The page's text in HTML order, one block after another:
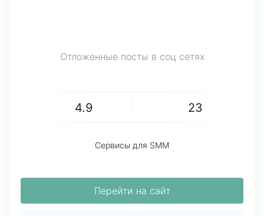
Отложенные посты в соц сетях
4.9 23
Сервисы для SMM
Перейти на сайт